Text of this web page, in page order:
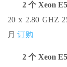
2 个 Xeon
20 x 2.80 GHZ
月 订购
2 个 Xeon